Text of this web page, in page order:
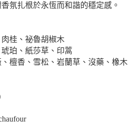
氛扎根於永恆而和諧的穩定感。
桂、祕魯胡椒木
珀、紙莎草、印蒿
檀香、雪松、岩蘭草、沒藥、橡木